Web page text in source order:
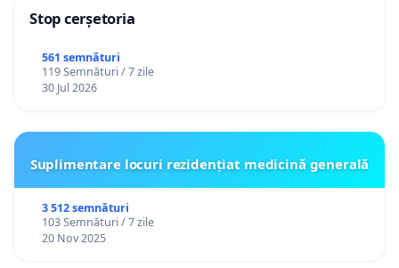
Stop cerșetoria
561 semnături
119 Semnături / 7 zile
30 Jul 2026
Suplimentare locuri rezidențiat medicină generală
3 512 semnături
103 Semnături / 7 zile
20 Nov 2025